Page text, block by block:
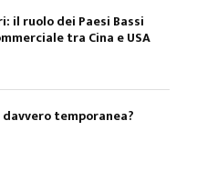
il ruolo dei Paesi Bassi
tra Cina e USA
davvero temporanea?